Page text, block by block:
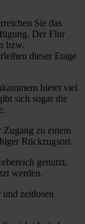
Sie das
Der Flur
bzw.
dieser Etage
bietet viel
sich sogar die
Zugang zu einem
Rückzugsort.
genutzt,
werden.
zeitlosen